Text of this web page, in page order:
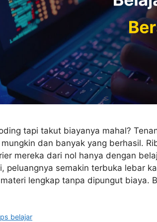
tapi takut biayanya mahal?
dan banyak yang berhasil.
mereka dari nol hanya dengan
peluangnya semakin terbuka lebar
lengkap tanpa dipungut biaya.
belajar